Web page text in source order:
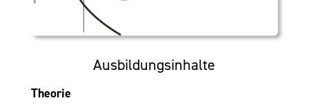
Ausbildungsinhalte
Theorie